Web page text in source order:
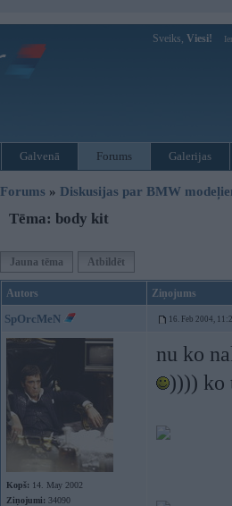
Sveiks, Viesi!
Galvenā Forums Galerijas
Forums » Diskusijas par BMW
Tēma: body kit
Jauna tēma Atbildēt
Autors Ziņojums
SpOrcMeN 16. Feb 2004,
Kopš: 14. May 2002
Ziņojumi: 34090
nu ko
)))) ko